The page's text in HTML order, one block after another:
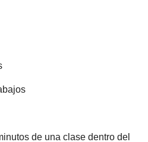
de una clase dentro del